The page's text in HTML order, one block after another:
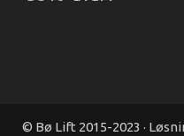
© Bø Lift 2015-2023 ·